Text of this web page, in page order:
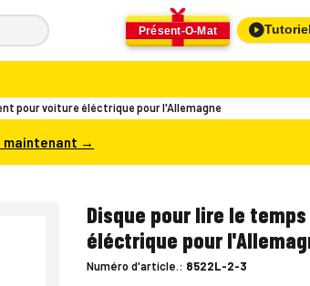
Présent-O-Mat
pour voiture éléctrique pour l'Allemagne
maintenant →
Disque pour lire le
éléctrique pour
Numéro d'article.: 8522L-2-3